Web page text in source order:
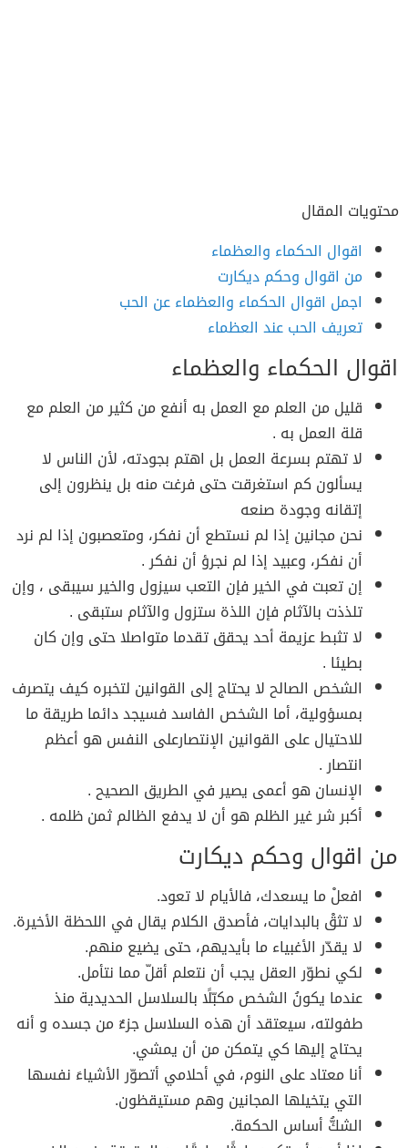
محتويات المقال
اقوال الحكماء والعظماء
من اقوال وحكم ديكارت
اجمل اقوال الحكماء والعظماء عن الحب
تعريف الحب عند العظماء
اقوال الحكماء والعظماء
قليل من العلم مع العمل به أنفع من كثير من العلم مع
قلة العمل به .
لا تهتم بسرعة العمل بل اهتم بجودته، لأن الناس لا
يسألون كم استغرقت حتى فرغت منه بل ينظرون إلى
إتقانه وجودة صنعه
نحن مجانين إذا لم نستطع أن نفكر، ومتعصبون إذا لم نرد
أن نفكر، وعبيد إذا لم نجرؤ أن نفكر .
إن تعبت في الخير فإن التعب سيزول والخير سيبقى ، وإن
تلذذت بالآثام فإن اللذة ستزول والآثام ستبقى .
لا تثبط عزيمة أحد يحقق تقدما متواصلا حتى وإن كان
بطيئا .
الشخص الصالح لا يحتاج إلى القوانين لتخبره كيف يتصرف
بمسؤولية، أما الشخص الفاسد فسيجد دائما طريقة ما
للاحتيال على القوانين الإنتصارعلى النفس هو أعظم
انتصار .
الإنسان هو أعمى يصير في الطريق الصحيح .
أكبر شر غير الظلم هو أن لا يدفع الظالم ثمن ظلمه .
من اقوال وحكم ديكارت
افعلْ ما يسعدك، فالأيام لا تعود.
لا تثقْ بالبدايات، فأصدق الكلام يقال في اللحظة الأخيرة.
لا يقدّر الأغبياء ما بأيديهم، حتى يضيع منهم.
لكي نطوّر العقل يجب أن نتعلم أقلّ مما نتأمل.
عندما يكونُ الشخص مكبّلًا بالسلاسل الحديدية منذ
طفولته، سيعتقد أن هذه السلاسل جزءٌ من جسده و أنه
يحتاج إليها كي يتمكن من أن يمشي.
أنا معتاد على النوم، في أحلامي أتصوّر الأشياءَ نفسها
التي يتخيلها المجانين وهم مستيقظون.
الشكُّ أساس الحكمة.